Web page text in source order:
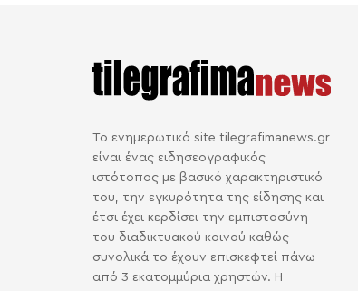
Το ενημερωτικό site tilegrafimanews.gr
είναι ένας ειδησεογραφικός
ιστότοπος με βασικό χαρακτηριστικό
του, την εγκυρότητα της είδησης και
έτσι έχει κερδίσει την εμπιστοσύνη
του διαδικτυακού κοινού καθώς
συνολικά το έχουν επισκεφτεί πάνω
από 3 εκατομμύρια χρηστών. Η